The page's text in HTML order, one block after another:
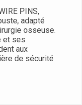
PINS,
adapté
osseuse.
et ses
aux
de sécurité